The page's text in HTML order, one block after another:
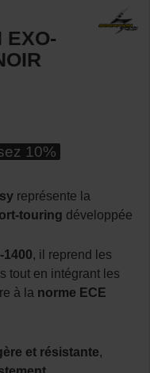
EXO-
10%
représente la
touring développée
1400, il reprend les
tout en intégrant les
à la norme ECE
et résistante,